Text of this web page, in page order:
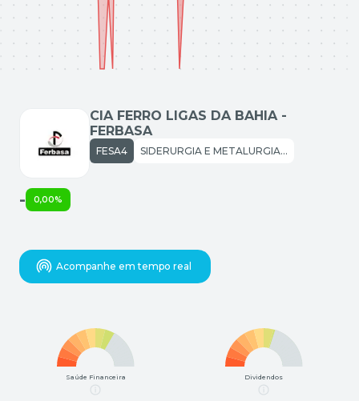
CIA FERRO LIGAS DA BAHIA -
FERBASA
FESA4 SIDERURGIA E METALURGIA: SIDERURGIA
Acompanhe em tempo real
- 0,00%
Saúde Financeira Dividendos